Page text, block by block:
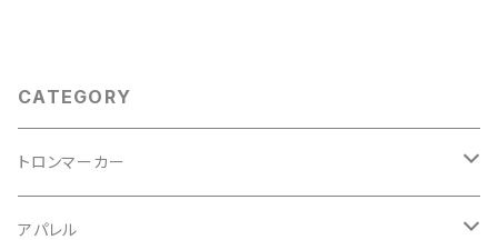
CATEGORY
トロンマーカー
パッケージ
アパレル